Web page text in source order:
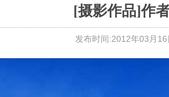
[摄影作品]作
发布时间:2012年03月